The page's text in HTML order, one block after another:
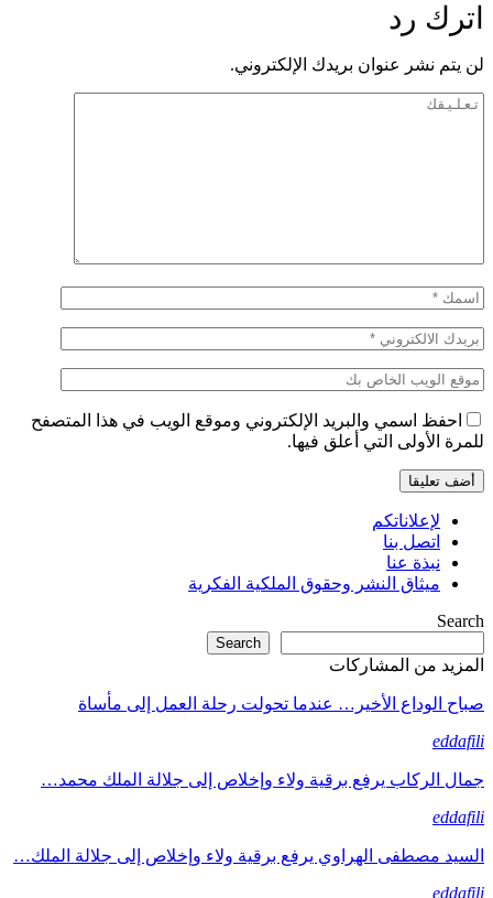
اترك رد
لن يتم نشر عنوان بريدك الإلكتروني.
احفظ اسمي والبريد الإلكتروني وموقع الويب في هذا المتصفح
للمرة الأولى التي أعلق فيها.
لإعلاناتكم
اتصل بنا
نبذة عنا
ميثاق النشر وحقوق الملكية الفكرية
Search
Search
المزيد من المشاركات
صباح الوداع الأخير… عندما تحولت رحلة العمل إلى مأساة
eddafili
جمال الركاب يرفع برقية ولاء وإخلاص إلى جلالة الملك محمد…
eddafili
السيد مصطفى الهراوي يرفع برقية ولاء وإخلاص إلى جلالة الملك…
eddafili